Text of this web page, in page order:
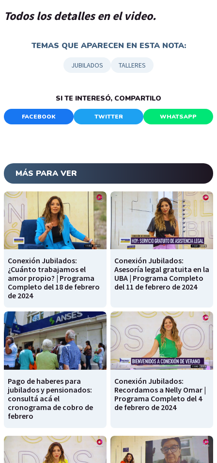
Todos los detalles en el video.
TEMAS QUE APARECEN EN ESTA NOTA:
JUBILADOS TALLERES
SI TE INTERESÓ, COMPARTILO
FACEBOOK TWITTER WHATSAPP
MÁS PARA VER
Conexión Jubilados:
¿Cuánto trabajamos el
amor propio? | Programa
Completo del 18 de febrero
de 2024
Conexión Jubilados:
Asesoría legal gratuita en la
UBA | Programa Completo
del 11 de febrero de 2024
Pago de haberes para
jubilados y pensionados:
consultá acá el
cronograma de cobro de
febrero
Conexión Jubilados:
Recordamos a Nelly Omar |
Programa Completo del 4
de febrero de 2024